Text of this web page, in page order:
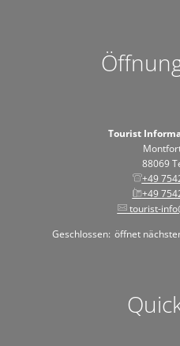
Tourist
88069
+49
+49
tourist-
Klicken, um weitere
Geschlossen: öffnet